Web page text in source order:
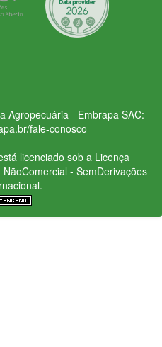
Agropecuária - Embrapa SAC:
fale-conosco
licenciado sob a Licença
- SemDerivações